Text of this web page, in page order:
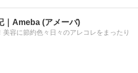
｜Ameba (アメーバ)
美容に節約色々日々のアレコレをまったり